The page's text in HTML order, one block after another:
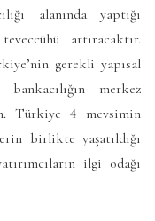
alanında yaptığı
artıracaktır.
gerekli yapısal
merkez
Türkiye 4 mevsimin
birlikte yaşatıldığı
ilgi odağı